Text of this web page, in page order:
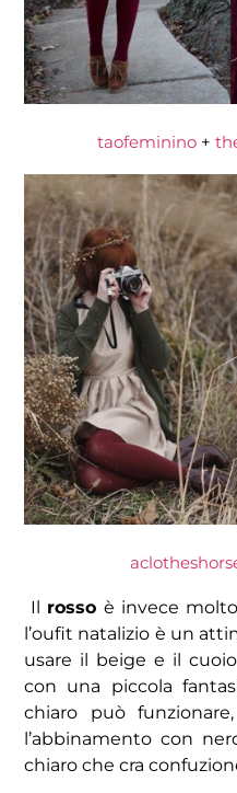
taofeminino+
Il rosso è invece
l’oufit natalizio è un
usare il beige e il
con una piccola
chiaro può
l’abbinamento con
chiaro che cra